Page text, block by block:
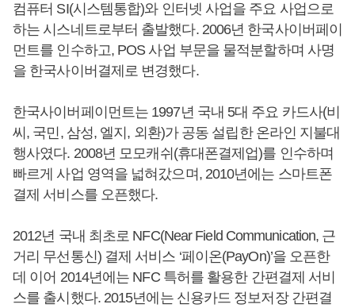
컴퓨터 SI(시스템통합)와 인터넷 사업을 주요 사업으로
하는 시스네트로부터 출발했다. 2006년 한국사이버페이
먼트를 인수하고, POS 사업 부문을 물적분할하며 사명
을 한국사이버결제로 변경했다.
한국사이버페이먼트는 1997년 국내 5대 주요 카드사(비
씨, 국민, 삼성, 엘지, 외환)가 공동 설립한 온라인 지불대
행사였다. 2008년 모모캐쉬(휴대폰결제업)를 인수하며
빠르게 사업 영역을 넓혀갔으며, 2010년에는 스마트폰
결제 서비스를 오픈했다.
2012년 국내 최초로 NFC(Near Field Communication, 근
거리 무선통신) 결제 서비스 ‘페이온(PayOn)’을 오픈한
데 이어 2014년에는 NFC 특허를 활용한 간편결제 서비
스를 출시했다. 2015년에는 신용카드 정보저장 간편결